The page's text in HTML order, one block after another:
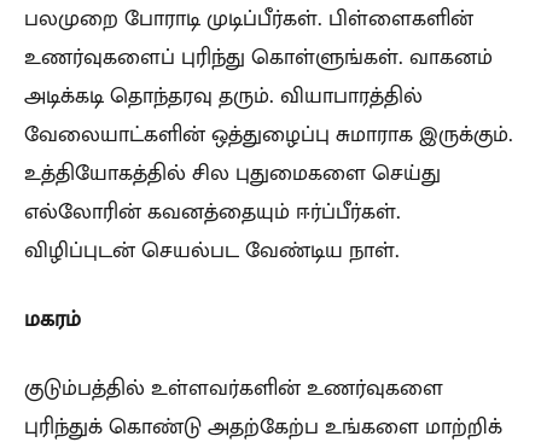
பலமுறை போராடி முடிப்பீர்கள். பிள்ளைகளின்
உணர்வுகளைப் புரிந்து கொள்ளுங்கள். வாகனம்
அடிக்கடி தொந்தரவு தரும். வியாபாரத்தில்
வேலையாட்களின் ஒத்துழைப்பு சுமாராக இருக்கும்.
உத்தியோகத்தில் சில புதுமைகளை செய்து
எல்லோரின் கவனத்தையும் ஈர்ப்பீர்கள்.
விழிப்புடன் செயல்பட வேண்டிய நாள்.
மகரம்
குடும்பத்தில் உள்ளவர்களின் உணர்வுகளை
புரிந்துக் கொண்டு அதற்கேற்ப உங்களை மாற்றிக்